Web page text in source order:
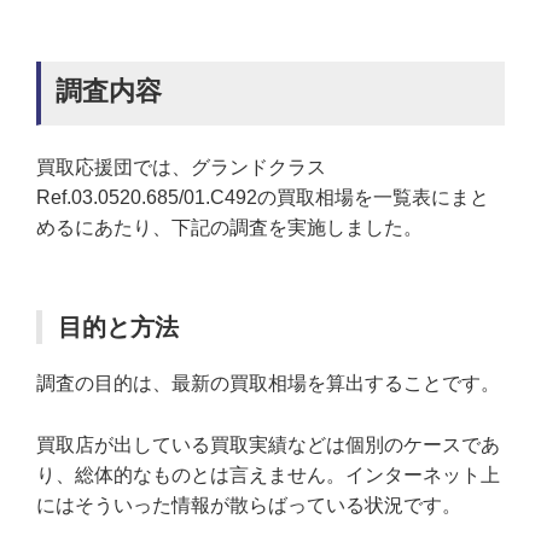
調査内容
買取応援団では、グランドクラス
Ref.03.0520.685/01.C492の買取相場を一覧表にまと
めるにあたり、下記の調査を実施しました。
目的と方法
調査の目的は、最新の買取相場を算出することです。
買取店が出している買取実績などは個別のケースであ
り、総体的なものとは言えません。インターネット上
にはそういった情報が散らばっている状況です。